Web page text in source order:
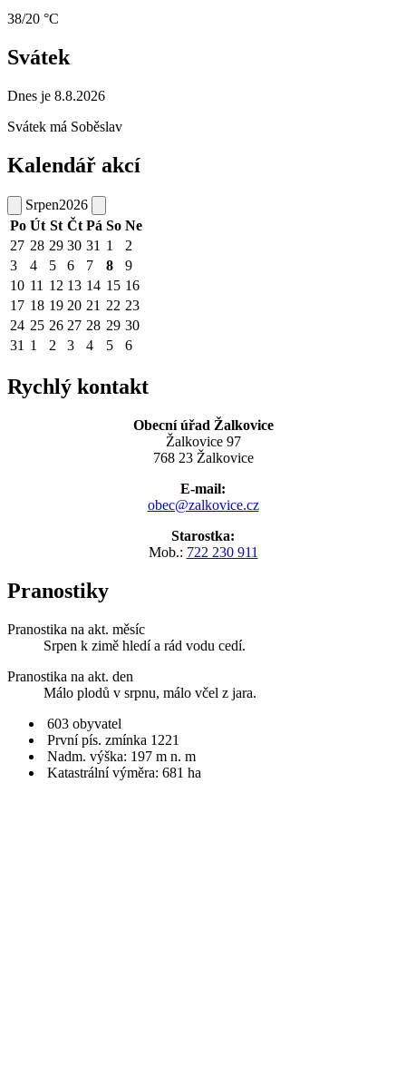
38/20 °C
Svátek
Dnes je 8.8.2026
Svátek má Soběslav
Kalendář akcí
Srpen2026
Po Út St Čt Pá So Ne
27 28 29 30 31 1
2
3
4 5 6 7 8
9
10 11 12 13 14 15 16
17 18 19 20 21 22 23
24 25 26 27 28 29 30
31 1 2 3 4 5 6
Rychlý kontakt
Obecní úřad Žalkovice
Žalkovice 97
768 23 Žalkovice
E-mail:
obec@zalkovice.cz
Starostka:
Mob.: 722 230 911
Pranostiky
Pranostika na akt. měsíc
Srpen k zimě hledí a rád vodu cedí.
Pranostika na akt. den
Málo plodů v srpnu, málo včel z jara.
603 obyvatel
První pís. zmínka 1221
Nadm. výška: 197 m n. m
Katastrální výměra: 681 ha